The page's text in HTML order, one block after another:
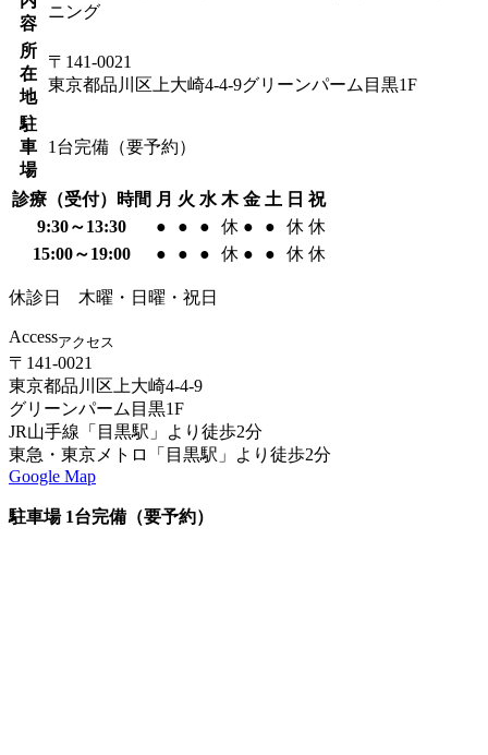
容
ニング
所
在
地
〒141-0021
東京都品川区上大崎4-4-9グリーンパーム目黒1F
駐
車
場
1台完備（要予約）
診療（受付）時間 月 火 水 木 金 土 日 祝
9:30～13:30
● ● ● 休 ● ● 休 休
15:00～19:00
● ● ● 休 ● ● 休 休
休診日 木曜・日曜・祝日
Accessアクセス
〒141-0021
東京都品川区上大崎4-4-9
グリーンパーム目黒1F
JR山手線「目黒駅」より徒歩2分
東急・東京メトロ「目黒駅」より徒歩2分
Google Map
駐車場 1台完備（要予約）